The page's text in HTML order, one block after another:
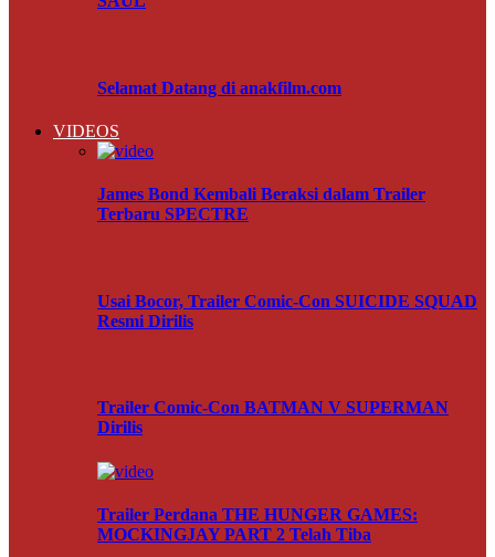
Selamat Datang di anakfilm.com
VIDEOS
James Bond Kembali Beraksi dalam Trailer
Terbaru SPECTRE
Usai Bocor, Trailer Comic-Con SUICIDE SQUAD
Resmi Dirilis
Trailer Comic-Con BATMAN V SUPERMAN
Dirilis
Trailer Perdana THE HUNGER GAMES:
MOCKINGJAY PART 2 Telah Tiba